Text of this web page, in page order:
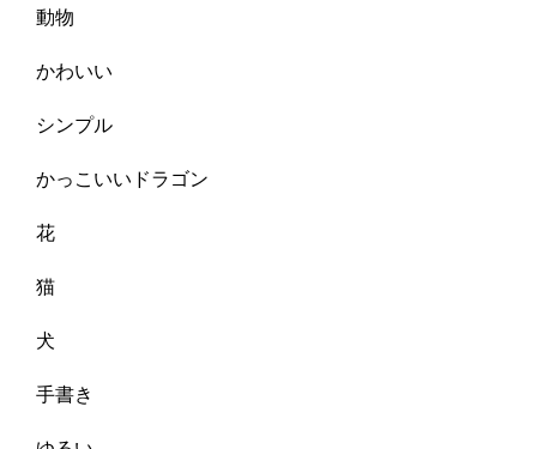
動物
かわいい
シンプル
かっこいいドラゴン
花
猫
犬
手書き